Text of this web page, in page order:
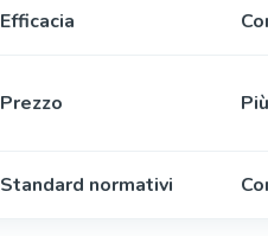
Efficacia
Prezzo
Standard normativi